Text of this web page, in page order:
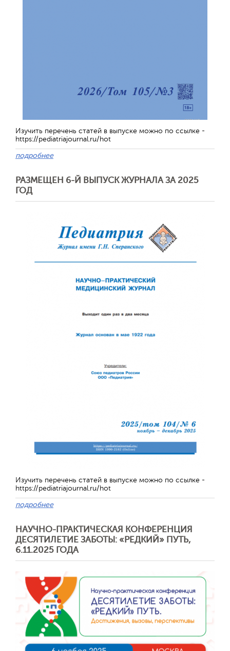
Изучить перечень статей в выпуске можно по ссылке -
https://pediatriajournal.ru/hot
подробнее
РАЗМЕЩЕН 6-Й ВЫПУСК ЖУРНАЛА ЗА 2025
ГОД
Изучить перечень статей в выпуске можно по ссылке -
https://pediatriajournal.ru/hot
подробнее
НАУЧНО-ПРАКТИЧЕСКАЯ КОНФЕРЕНЦИЯ
ДЕСЯТИЛЕТИЕ ЗАБОТЫ: «РЕДКИЙ» ПУТЬ,
6.11.2025 ГОДА
Обратная
Отправить